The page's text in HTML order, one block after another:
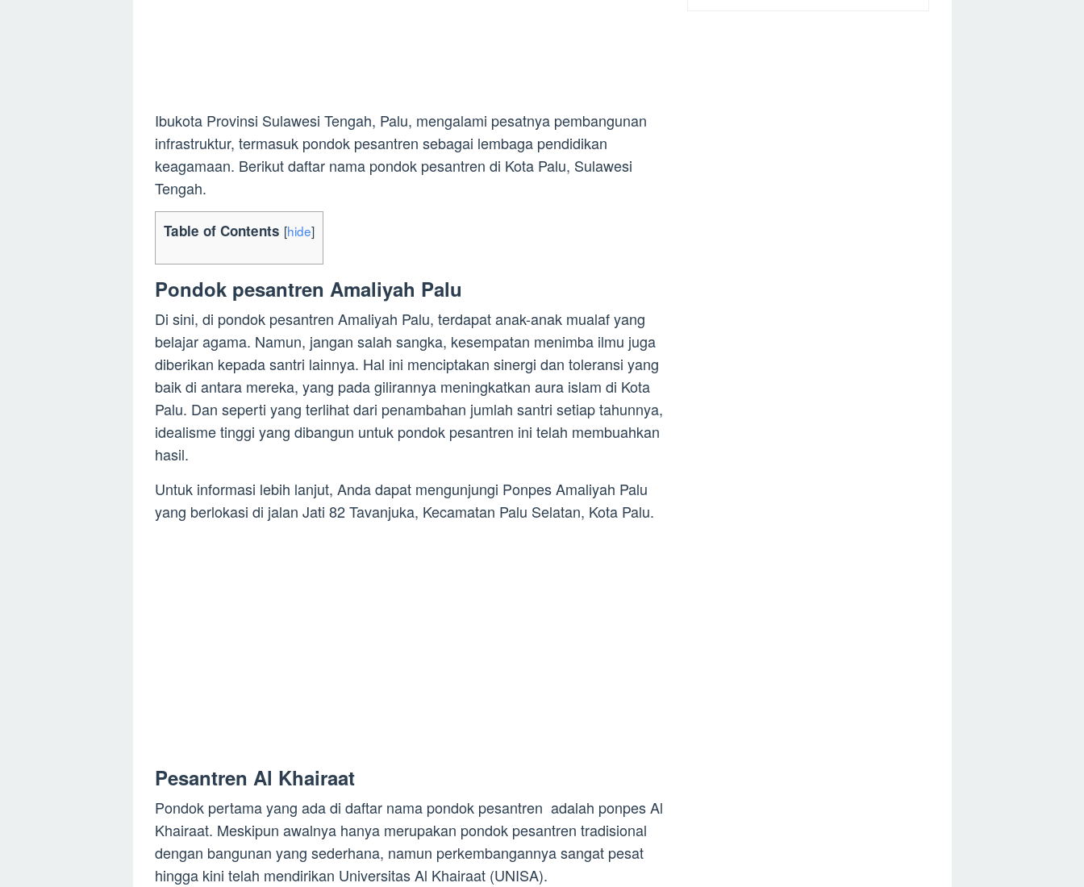
Ibukota Provinsi Sulawesi Tengah, Palu, mengalami pesatnya pembangunan
infrastruktur, termasuk pondok pesantren sebagai lembaga pendidikan
keagamaan. Berikut daftar nama pondok pesantren di Kota Palu, Sulawesi
Tengah.
Table of Contents [hide]
Pondok pesantren Amaliyah Palu
Di sini, di pondok pesantren Amaliyah Palu, terdapat anak-anak mualaf yang
belajar agama. Namun, jangan salah sangka, kesempatan menimba ilmu juga
diberikan kepada santri lainnya. Hal ini menciptakan sinergi dan toleransi yang
baik di antara mereka, yang pada gilirannya meningkatkan aura islam di Kota
Palu. Dan seperti yang terlihat dari penambahan jumlah santri setiap tahunnya,
idealisme tinggi yang dibangun untuk pondok pesantren ini telah membuahkan
hasil.
Untuk informasi lebih lanjut, Anda dapat mengunjungi Ponpes Amaliyah Palu
yang berlokasi di jalan Jati 82 Tavanjuka, Kecamatan Palu Selatan, Kota Palu.
Pesantren Al Khairaat
Pondok pertama yang ada di daftar nama pondok pesantren adalah ponpes Al
Khairaat. Meskipun awalnya hanya merupakan pondok pesantren tradisional
dengan bangunan yang sederhana, namun perkembangannya sangat pesat
hingga kini telah mendirikan Universitas Al Khairaat (UNISA).